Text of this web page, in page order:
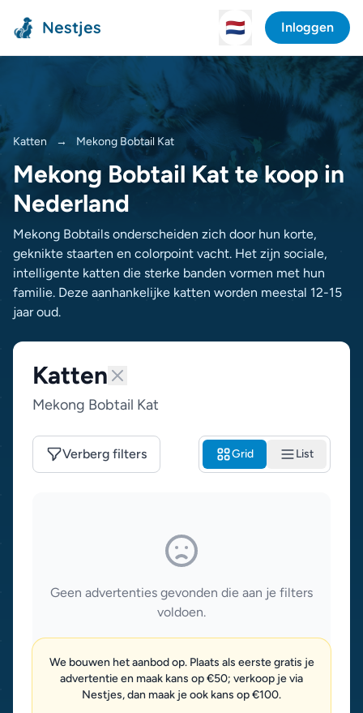
Nestjes 🇳🇱 Inloggen
Katten → Mekong Bobtail Kat
Mekong Bobtail Kat te koop in
Nederland
Mekong Bobtails onderscheiden zich door hun korte,
geknikte staarten en colorpoint vacht. Het zijn sociale,
intelligente katten die sterke banden vormen met hun
familie. Deze aanhankelijke katten worden meestal 12-15
jaar oud.
Katten
Mekong Bobtail Kat
Verberg filters Grid List
Geen advertenties gevonden die aan je filters
voldoen.
We bouwen het aanbod op. Plaats als eerste gratis je
advertentie en maak kans op €50; verkoop je via
Nestjes, dan maak je ook kans op €100.